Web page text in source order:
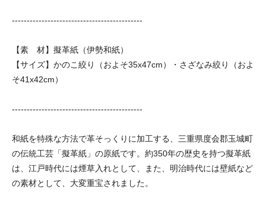
--------------------------------------------
【素 材】擬革紙（伊勢和紙）
【サイズ】かのこ絞り（およそ35x47cm）・さざなみ絞り（およ
そ41x42cm）
--------------------------------------------
和紙を特殊な方法で革そっくりに加工する、三重県度会郡玉城町
の伝統工芸「擬革紙」の原紙です。約350年の歴史を持つ擬革紙
は、江戸時代には煙草入れとして、また、明治時代には壁紙など
の素材として、大変重宝されました。